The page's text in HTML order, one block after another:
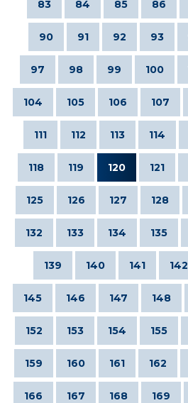
83 84 85 86
90 91 92 93
97 98 99 100
104 105 106 107
111 112 113 114
118 119 120 121
125 126 127 128
132 133 134 135
139 140 141 142
145 146 147 148
152 153 154 155
159 160 161 162
166 167 168 169